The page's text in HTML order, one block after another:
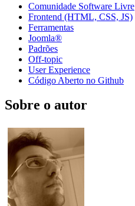
Comunidade Software Livre
Frontend (HTML, CSS, JS)
Ferramentas
Joomla®
Padrões
Off-topic
User Experience
Código Aberto no Github
Sobre o autor